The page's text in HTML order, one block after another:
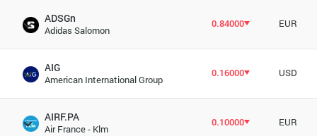
ADSGn
Adidas Salomon
0.84000 EUR
AIG
American International Group
0.16000 USD
AIRF.PA
Air France - Klm
0.10000 EUR